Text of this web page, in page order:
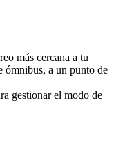
más cercana a tu
ómnibus, a un punto de
gestionar el modo de